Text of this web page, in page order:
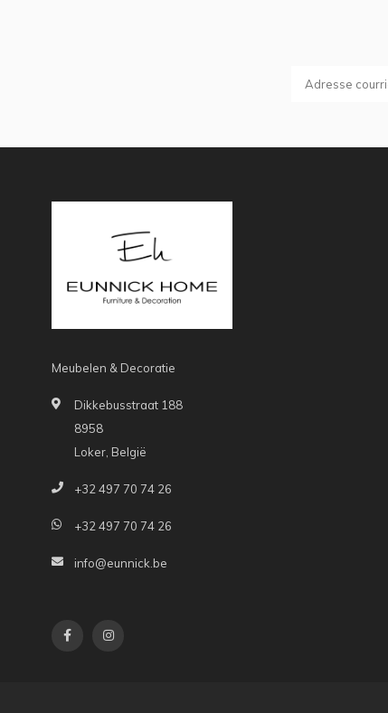
Meubelen & Decoratie
Dikkebusstraat 188
8958
Loker, België
+32 497 70 74 26
+32 497 70 74 26
info@eunnick.be